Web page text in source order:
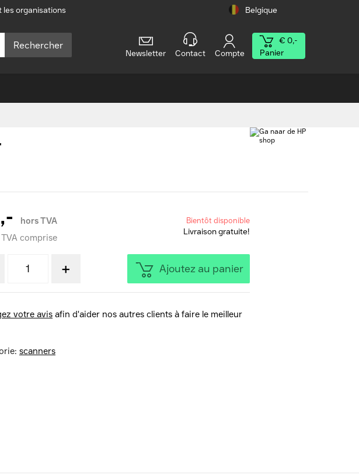
les organisations Belgique
Rechercher
Newsletter Contact Compte
€ 0,-
Panier
hors TVA
TVA comprise
Bientôt disponible
Livraison gratuite!
+ Ajoutez au panier
votre avis afin d'aider nos autres clients à faire le meilleur
scanners